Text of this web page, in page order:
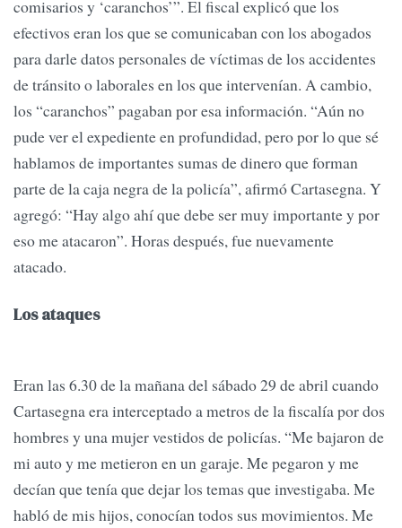
comisarios y ‘caranchos’”. El fiscal explicó que los
efectivos eran los que se comunicaban con los abogados
para darle datos personales de víctimas de los accidentes
de tránsito o laborales en los que intervenían. A cambio,
los “caranchos” pagaban por esa información. “Aún no
pude ver el expediente en profundidad, pero por lo que sé
hablamos de importantes sumas de dinero que forman
parte de la caja negra de la policía”, afirmó Cartasegna. Y
agregó: “Hay algo ahí que debe ser muy importante y por
eso me atacaron”. Horas después, fue nuevamente
atacado.
Los ataques
Eran las 6.30 de la mañana del sábado 29 de abril cuando
Cartasegna era interceptado a metros de la fiscalía por dos
hombres y una mujer vestidos de policías. “Me bajaron de
mi auto y me metieron en un garaje. Me pegaron y me
decían que tenía que dejar los temas que investigaba. Me
habló de mis hijos, conocían todos sus movimientos. Me